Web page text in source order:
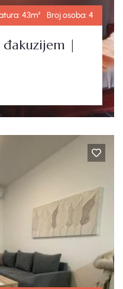
43m² Broj osoba: 4
|